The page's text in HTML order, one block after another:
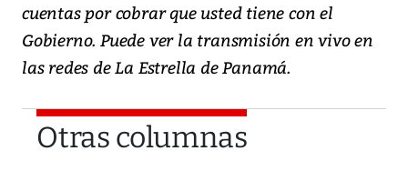
cuentas por cobrar que usted tiene con el
Gobierno. Puede ver la transmisión en vivo en
las redes de La Estrella de Panamá.
Otras columnas